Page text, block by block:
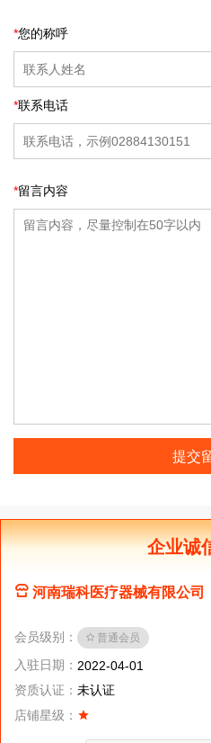
*您的称呼
*联系电话
*留言内容
提交
企业诚
河南瑞科医疗器械有限公司
会员级别： 普通会员
入驻日期： 2022-04-01
资质认证： 未认证
店铺星级：